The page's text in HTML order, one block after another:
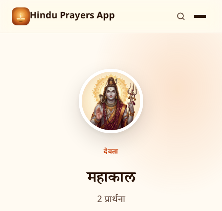
Hindu Prayers App
देवता
महाकाल
2 प्रार्थना